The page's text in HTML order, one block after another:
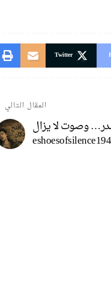
Twitter
المقال التالي
وصوت لا يزال